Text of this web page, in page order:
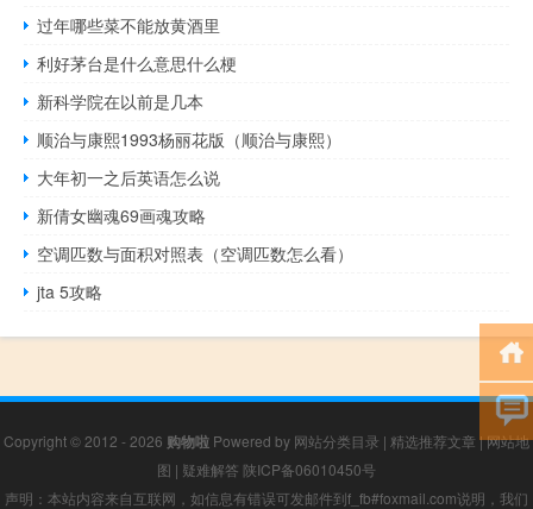
过年哪些菜不能放黄酒里
利好茅台是什么意思什么梗
新科学院在以前是几本
顺治与康熙1993杨丽花版（顺治与康熙）
大年初一之后英语怎么说
新倩女幽魂69画魂攻略
空调匹数与面积对照表（空调匹数怎么看）
jta 5攻略
Copyright © 2012 - 2026 购物啦 Powered by 网站分类目录 | 精选推荐文章 |网站地
图 | 疑难解答 陕ICP备06010450号
声明：本站内容来自互联网，如信息有错误可发邮件到f_fb#foxmail.com说明，我们